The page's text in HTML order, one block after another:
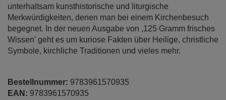
unterhaltsam kunsthistorische und liturgische
Merkwürdigkeiten, denen man bei einem Kirchenbesuch
begegnet. In der neuen Ausgabe von ,125 Gramm frisches
Wissen' geht es um kuriose Fakten über Heilige, christliche
Symbole, kirchliche Traditionen und vieles mehr.
Bestellnummer: 9783961570935
EAN: 9783961570935